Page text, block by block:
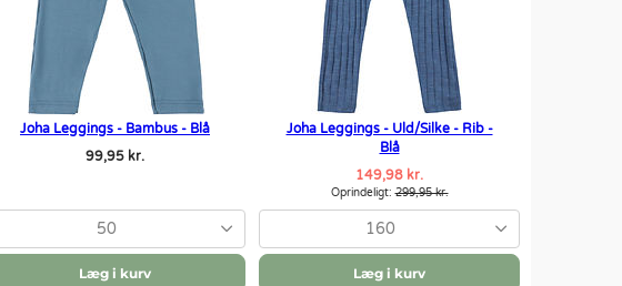
Joha Leggings - Bambus - Blå
99,95 kr.
50
Læg i kurv
Joha Leggings - Uld/Silke - Rib -
Blå
149,98 kr.
Oprindeligt:299,95 kr.
160
Læg i kurv